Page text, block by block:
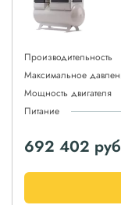
Производительность
Максимальное
Мощность двигателя
Питание
692 402 руб